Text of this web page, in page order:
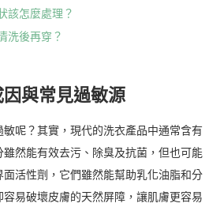
該怎麼處理？
洗後再穿？
與常見過敏源
呢？其實，現代的洗衣產品中通常含有
然能有效去污、除臭及抗菌，但也可能
活性劑，它們雖然能幫助乳化油脂和分
易破壞皮膚的天然屏障，讓肌膚更容易